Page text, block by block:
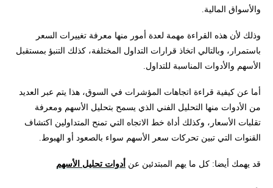
والأسواق المالية.
وذلك لأن هذه القراءة مهمة لعدة أمور منها معرفة تغييرات السعر
باستمرار، وبالتالي اتخاذ قرارات التداول المختلفة، كذلك التنبؤ بمستقبل
الأسهم والأدوات المناسبة للتداول.
أما عن كيفية قراءة اتجاهات المؤشرات في السوق، هذا يتم عبر العديد
من الأدوات منها التحليل الفني الذي يسمح بتحليل الأسهم ومعرفة
تقلبات الأسعار، وكذلك أداة خط الاتجاه التي تمنح المتداولين اكتشاف
القنوات التي تبين تحركات سعر الأسهم سواء بالصعود أو الهبوط.
قد يهمك أيضا: كل ما يهم المبتدئين عن أدوات تحليل الأسهم